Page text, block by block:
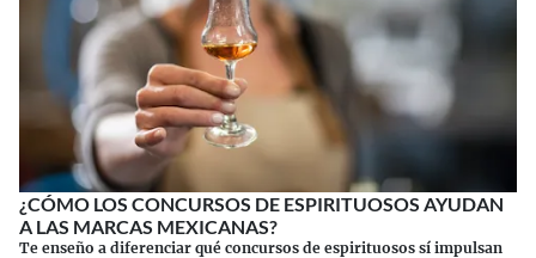
¿CÓMO LOS CONCURSOS DE ESPIRITUOSOS AYUDAN
A LAS MARCAS MEXICANAS?
Te enseño a diferenciar qué concursos de espirituosos sí impulsan